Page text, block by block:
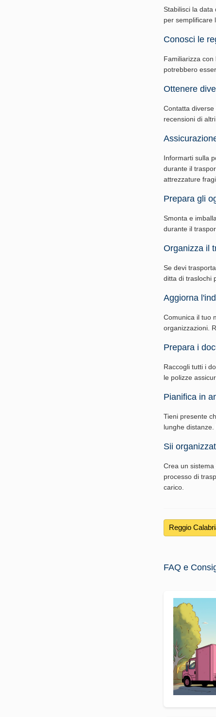
Stabilisci la data
per semplificare
Conosci le
Familiarizza
potrebbero
Ottenere
Contatta
recensioni di
Informarti sulla
durante il
attrezzature
Prepara gli
Smonta e
durante il
Organizza il
Se devi
ditta di traslochi
Aggiorna
Comunica il tuo
organizzazioni.
Prepara i
Raccogli tutti i
le polizze
Pianifica in
Tieni presente
lunghe
Sii
Crea un
processo di
carico.
Reggio
FAQ e